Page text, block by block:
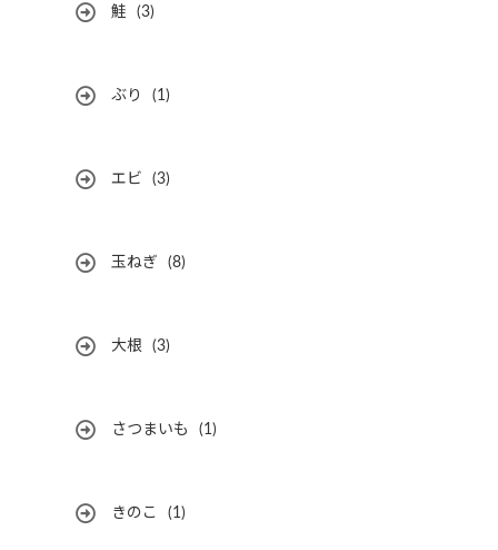
鮭 (3)
ぶり (1)
エビ (3)
玉ねぎ (8)
大根 (3)
さつまいも (1)
きのこ (1)